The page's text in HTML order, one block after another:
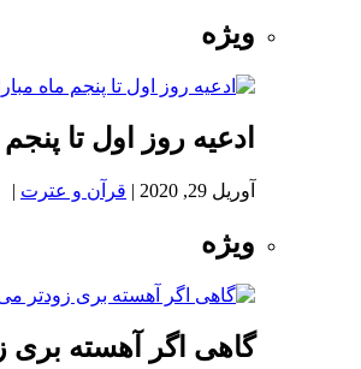
ویژه
ادعيه روز اول تا
آوریل 29, 2020 | قرآن و عترت |
ویژه
گاهی اگر آهسته